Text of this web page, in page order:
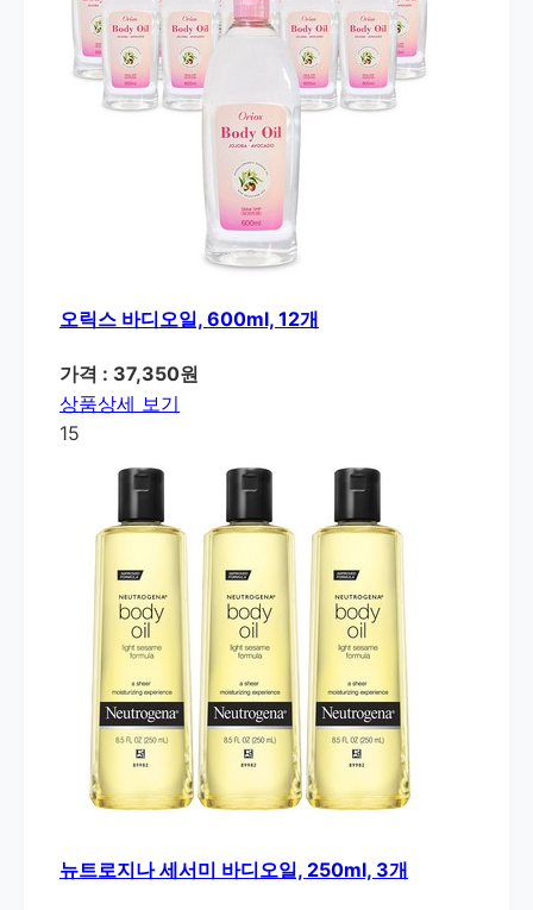
오릭스 바디오일, 600ml, 12개
가격 : 37,350원
상품상세 보기
15
뉴트로지나 세서미 바디오일, 250ml, 3개